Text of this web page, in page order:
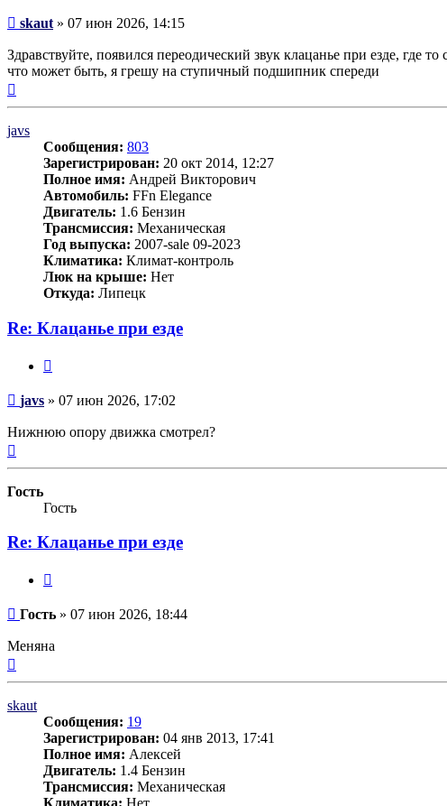
Сообщение
skaut » 07 июн 2026, 14:15
Здравствуйте, появился переодический звук клацанье при езде,
что может быть, я грешу на ступичный подшипник спереди
javs
Сообщения: 803
Зарегистрирован: 20 окт 2014, 12:27
Полное имя: Андрей Викторович
Автомобиль: FFn Elegance
Двигатель: 1.6 Бензин
Трансмиссия: Механическая
Год выпуска: 2007-sale 09-2023
Климатика: Климат-контроль
Люк на крыше: Нет
Откуда: Липецк
Re: Клацанье при езде
Сообщение
javs » 07 июн 2026, 17:02
Нижнюю опору движка смотрел?
Гость
Гость
Re: Клацанье при езде
Сообщение
Гость » 07 июн 2026, 18:44
Меняна
skaut
Сообщения: 19
Зарегистрирован: 04 янв 2013, 17:41
Полное имя: Алексей
Двигатель: 1.4 Бензин
Трансмиссия: Механическая